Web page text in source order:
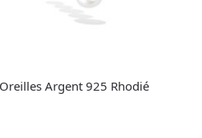
Argent 925 Rhodié